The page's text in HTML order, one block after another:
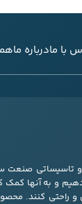
با مادرباره ما
و تاسیساتی صنعت
و به آنها کمک
راحتی کنند.